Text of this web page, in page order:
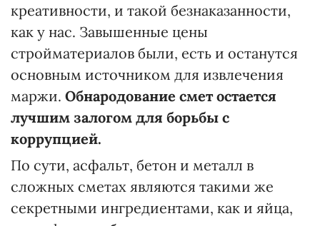
креативности, и такой безнаказанности,
как у нас. Завышенные цены
стройматериалов были, есть и останутся
основным источником для извлечения
маржи. Обнародование смет остается
лучшим залогом для борьбы с
коррупцией.
По сути, асфальт, бетон и металл в
сложных сметах являются такими же
секретными ингредиентами, как и яйца,